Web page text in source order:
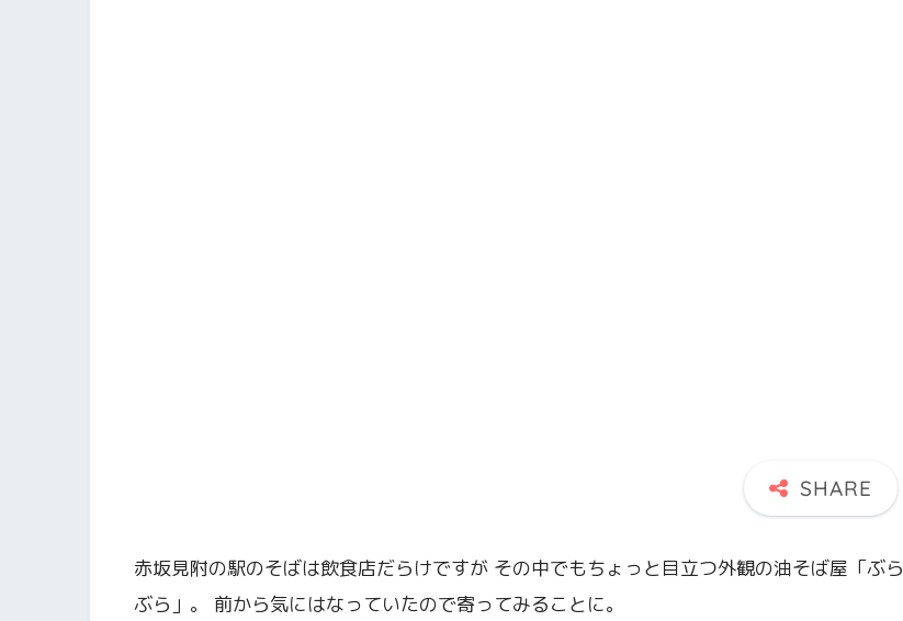
赤坂見附の駅のそばは飲食店だらけですが その中でもちょっと目立つ外観の油そば屋「ぶら
ぶら」。 前から気にはなっていたので寄ってみることに。